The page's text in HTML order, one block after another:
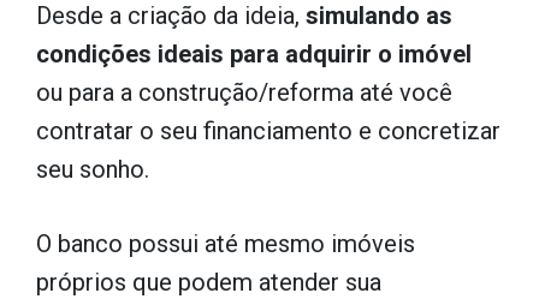
Desde a criação da ideia, simulando as
condições ideais para adquirir o imóvel
ou para a construção/reforma até você
contratar o seu financiamento e concretizar
seu sonho.
O banco possui até mesmo imóveis
próprios que podem atender sua